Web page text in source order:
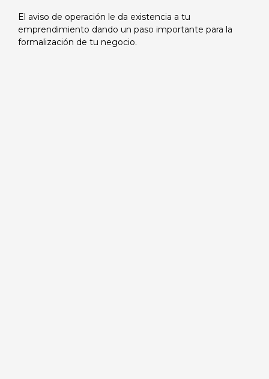
El aviso de operación le da existencia a tu
emprendimiento dando un paso importante para la
formalización de tu negocio.